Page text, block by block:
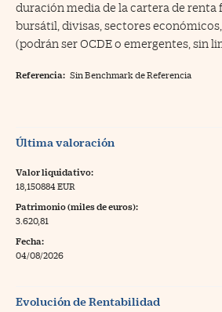
duración media de la cartera de renta
bursátil, divisas, sectores
(podrán ser OCDE o emergentes, sin
Referencia: Sin Benchmark de Referencia
Última valoración
Valor liquidativo:
18,150884 EUR
Patrimonio (miles de euros):
3.620,81
Fecha:
04/08/2026
Evolución de Rentabilidad